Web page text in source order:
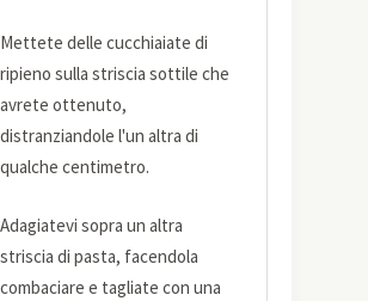
Mettete delle cucchiaiate di
ripieno sulla striscia sottile che
avrete ottenuto,
distranziandole l'un altra di
qualche centimetro.
Adagiatevi sopra un altra
striscia di pasta, facendola
combaciare e tagliate con una